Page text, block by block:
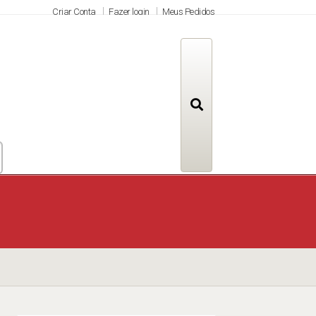
Criar Conta Fazer login Meus Pedidos